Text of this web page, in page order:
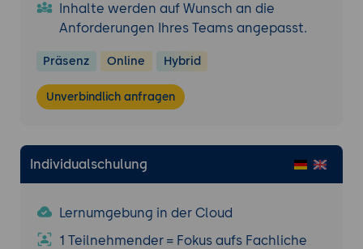
Inhalte werden auf Wunsch an die
Anforderungen Ihres Teams angepasst.
Präsenz Online Hybrid
Unverbindlich anfragen
Individualschulung
Lernumgebung in der Cloud
1 Teilnehmender = Fokus aufs Fachliche